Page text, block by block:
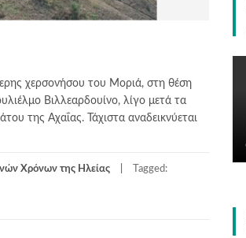
χερσονήσου του Μοριά, στη θέση
Βιλλεαρδουίνο, λίγο μετά τα
της Αχαΐας. Τάχιστα αναδεικνύεται
Χρόνων της Ηλείας Tagged: